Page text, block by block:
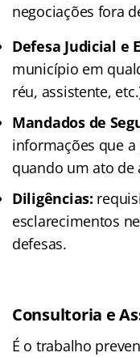
negociações fora
Defesa Judicial e
município em
réu, assistente,
Mandados de
informações que
quando um ato de
Diligências:
esclarecimentos
defesas.
Consultoria e
É o trabalho